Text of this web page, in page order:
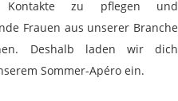
Kontakte zu pflegen und
Frauen aus unserer Branche
Deshalb laden wir dich
Sommer-Apéro ein.